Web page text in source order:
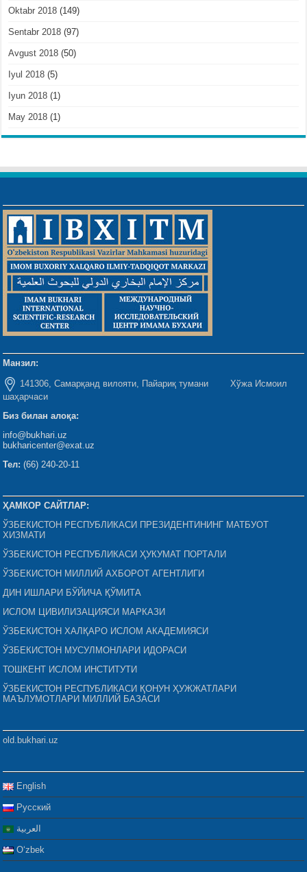
Oktabr 2018 (149)
Sentabr 2018 (97)
Avgust 2018 (50)
Iyul 2018 (5)
Iyun 2018 (1)
May 2018 (1)
Манзил:
141306, Самарқанд вилояти, Пайариқ тумани Хўжа Исмоил
шаҳарчаси
Биз билан алоқа:
info@bukhari.uz
bukharicenter@exat.uz
Тел: (66) 240-20-11
ҲАМКОР САЙТЛАР:
ЎЗБЕКИСТОН РЕСПУБЛИКАСИ ПРЕЗИДЕНТИНИНГ МАТБУОТ
ХИЗМАТИ
ЎЗБЕКИСТОН РЕСПУБЛИКАСИ ҲУКУМАТ ПОРТАЛИ
ЎЗБЕКИСТОН МИЛЛИЙ АХБОРОТ АГЕНТЛИГИ
ДИН ИШЛАРИ БЎЙИЧА ҚЎМИТА
ИСЛОМ ЦИВИЛИЗАЦИЯСИ МАРКАЗИ
ЎЗБЕКИСТОН ХАЛҚАРО ИСЛОМ АКАДЕМИЯСИ
ЎЗБЕКИСТОН МУСУЛМОНЛАРИ ИДОРАСИ
ТОШКЕНТ ИСЛОМ ИНСТИТУТИ
ЎЗБЕКИСТОН РЕСПУБЛИКАСИ ҚОНУН ҲУЖЖАТЛАРИ
МАЪЛУМОТЛАРИ МИЛЛИЙ БАЗАСИ
old.bukhari.uz
English
Русский
العربية
Oʻzbek